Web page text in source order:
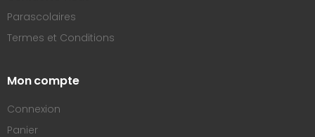
Parascolaires
Termes et Conditions
Mon compte
Connexion
Panier